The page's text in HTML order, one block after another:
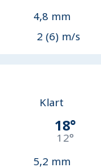
4,8 mm
2 (6) m/s
Klart
18°
12°
5,2 mm